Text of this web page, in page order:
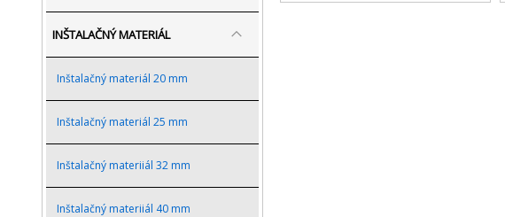
INŠTALAČNÝ MATERIÁL
Inštalačný materiál 20 mm
Inštalačný materiál 25 mm
Inštalačný materiiál 32 mm
Inštalačný materiiál 40 mm